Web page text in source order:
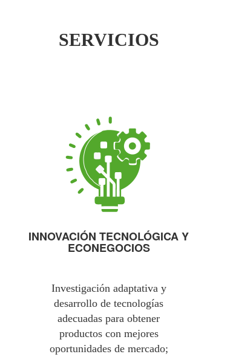
SERVICIOS
INNOVACIÓN TECNOLÓGICA Y
ECONEGOCIOS
Investigación adaptativa y
desarrollo de tecnologías
adecuadas para obtener
productos con mejores
oportunidades de mercado;